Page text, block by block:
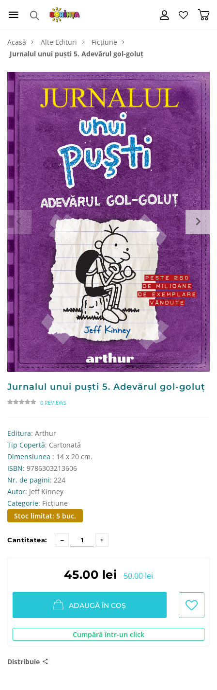
Acasă Alte Edituri
Ficțiune
Jurnalul unui puşti 5. Adevărul gol-goluţ
Jurnalul unui puşti 5. Adevărul gol-goluţ
0 REVIEWS
Editura: Arthur
Tip Copertă: Cartonată
Dimensiunea : 14 x 20 cm.
ISBN: 9786303213606
Nr. de pagini: 224
Autor: Jeff Kinney
Categorie: Ficțiune
Stoc limitat: 5 buc.
Cantitatea:
45.00 lei 50.00 lei
ADAUGĂ ÎN COȘ
Cumpără într-un click
Distribuie